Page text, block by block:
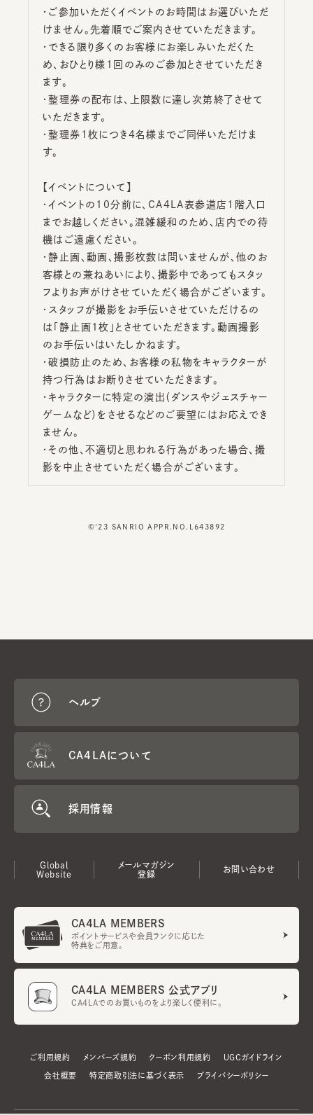
・ご参加いただくイベントのお時間はお選びいただ
けません。先着順でご案内させていただきます。
・できる限り多くのお客様にお楽しみいただくた
め、おひとり様1回のみのご参加とさせていただき
ます。
・整理券の配布は、上限数に達し次第終了させて
いただきます。
・整理券1枚につき4名様までご同伴いただけま
す。
【イベントについて】
・イベントの10分前に、CA4LA表参道店1階入口
までお越しください。混雑緩和のため、店内での待
機はご遠慮ください。
・静止画、動画、撮影枚数は問いませんが、他のお
客様との兼ねあいにより、撮影中であってもスタッ
フよりお声がけさせていただく場合がございます。
・スタッフが撮影をお手伝いさせていただけるの
は「静止画1枚」とさせていただきます。動画撮影
のお手伝いはいたしかねます。
・破損防止のため、お客様の私物をキャラクターが
持つ行為はお断りさせていただきます。
・キャラクターに特定の演出（ダンスやジェスチャー
ゲームなど）をさせるなどのご要望にはお応えでき
ません。
・その他、不適切と思われる行為があった場合、撮
影を中止させていただく場合がございます。
©'23 SANRIO APPR.NO.L643892
ヘルプ
CA4LAについて
採用情報
Global
Website
メールマガジン
登録
お問い合わせ
CA4LA MEMBERS
ポイントサービスや会員ランクに応じた
特典をご用意。
CA4LA MEMBERS 公式アプリ
CA4LAでのお買いものをより楽しく便利に。
ご利用規約 メンバーズ規約 クーポン利用規約 UGCガイドライン
会社概要 特定商取引法に基づく表示 プライバシーポリシー